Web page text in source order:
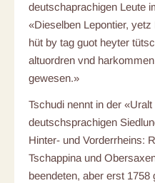
deutschaprachigen Leute
«Dieselben Lepontier,
hüt by tag guot heyter
altuordren vnd
gewesen.»
Tschudi nennt in der
deutschsprachigen
Hinter- und Vorderrheins:
Tschappina und
beendeten, aber erst